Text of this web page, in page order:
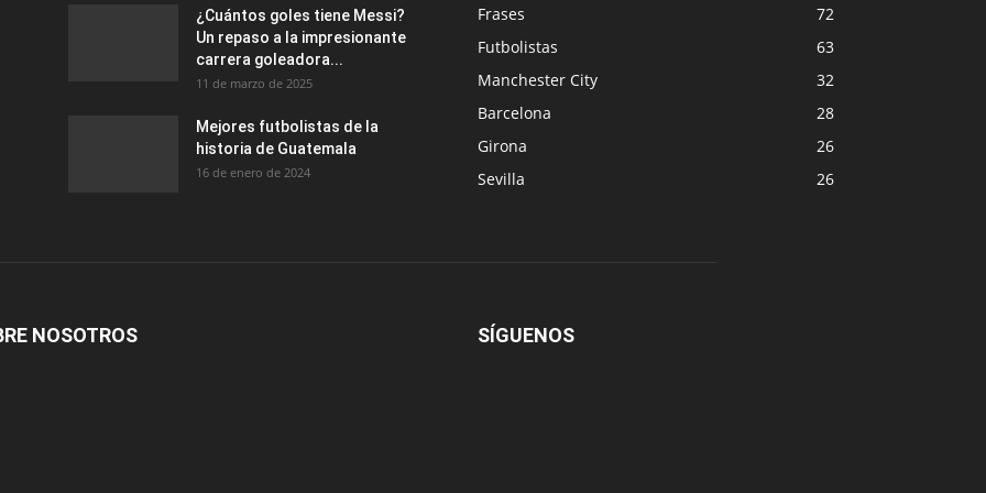
¿Cuántos goles tiene Messi?
Un repaso a la impresionante
carrera goleadora...
11 de marzo de 2025
Mejores futbolistas de la
historia de Guatemala
16 de enero de 2024
Frases
72
Futbolistas
63
Manchester City
32
Barcelona
28
Girona
26
Sevilla
26
NOSOTROS SÍGUENOS